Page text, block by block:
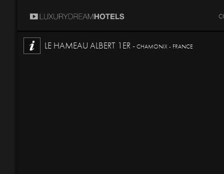
LE HAMEAU ALBERT 1ER -CHAMONIX - FRANCE